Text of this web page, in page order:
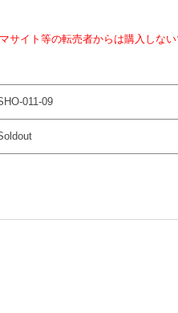
サイト等の転売者からは購入しない
011-09